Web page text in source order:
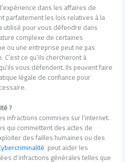
dans les affaires de
parfaitement les lois relatives à la
utilisé pour vous défendre dans
complexe de certaines
ou une entreprise peut ne pas
ce qu’ils chercheront à
vous défendent. Ils peuvent faire
légale de confiance pour
?
infractions commises sur l’internet.
qui commettent des actes de
des failles humaines ou des
peut aider les
d’infractions générales telles que